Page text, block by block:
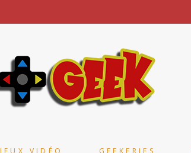
JEUX VIDÉO GEEKERIES